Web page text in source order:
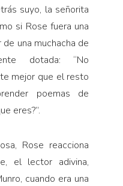
suyo, la señorita
si Rose fuera una
una muchacha de
dotada: “No
mejor que el resto
poemas de
eres?”.
Rose reacciona
el lector adivina,
cuando era una